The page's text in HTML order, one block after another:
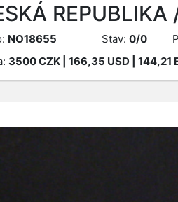
NO18655 Stav: 0/0
3500CZK| 166,35 USD | 144,21